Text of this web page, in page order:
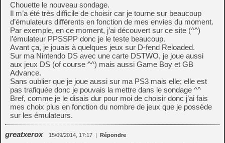
Chouette le nouveau sondage.
Il m’a été très difficile de choisir car je tourne sur beaucoup
d’émulateurs différents en fonction de mes envies du moment.
Par exemple, en ce moment, j’ai découvert sur ce site (^^)
l’émulateur PPSSPP donc je le teste beaucoup.
Avant ça, je jouais à quelques jeux sur D-fend Reloaded.
Sur ma Nintendo DS avec une carte DSTWO, je joue aussi
aux jeux DS (of course ^^) mais aussi Game Boy et GB
Advance.
Sans oublier que je joue aussi sur ma PS3 mais elle; elle est
pas trafiquée donc je pouvais la mettre dans le sondage ^^
Bref, comme je le disais dur pour moi de choisir donc j’ai fais
mes choix plus en fonction du nombre de jeux que je possède
sur les émulateurs.
greatxerox 15/09/2014, 17:17 | Répondre